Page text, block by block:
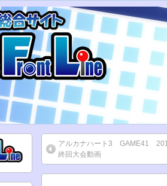
アルカナハート3 GAME41
終回大会動画